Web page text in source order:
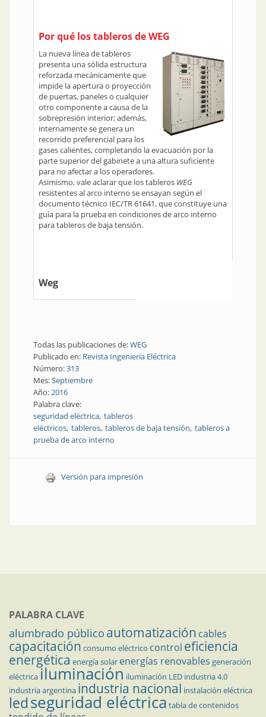
Por qué los tableros de WEG
La nueva línea de tableros
presenta una sólida estructura
reforzada mecánicamente que
impide la apertura o proyección
de puertas, paneles o cualquier
otro componente a causa de la
sobrepresión interior; además,
internamente se genera un
recorrido preferencial para los
gases calientes, completando la evacuación por la
parte superior del gabinete a una altura suficiente
para no afectar a los operadores.
Asimismo, vale aclarar que los tableros WEG
resistentes al arco interno se ensayan según el
documento técnico IEC/TR 61641, que constituye una
guía para la prueba en condiciones de arco interno
para tableros de baja tensión.
Weg
Todas las publicaciones de:WEG
Publicado en: Revista Ingeniería Eléctrica
Número:313
Mes:Septiembre
Año:2016
Palabra clave:
seguridad eléctrica tableros
eléctricos tableros tableros de baja tensión tableros a
prueba de arco interno
Versión para impresión
PALABRA CLAVE
alumbrado público automatización cables
capacitación consumo eléctrico control eficiencia
energética energía solar energías renovables generación
eléctricailuminación iluminación LED industria 4.0
industria argentina industria nacional instalación eléctrica
ledseguridad eléctrica tabla de contenidos